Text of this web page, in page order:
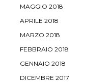
MAGGIO 2018
APRILE 2018
MARZO 2018
FEBBRAIO 2018
GENNAIO 2018
DICEMBRE 2017